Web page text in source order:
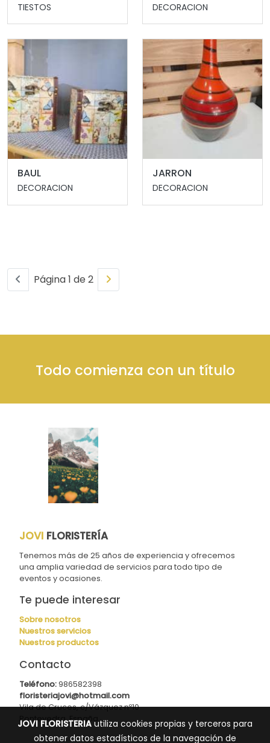
TIESTOS DECORACION
BAUL
DECORACION
JARRON
DECORACION
Página 1 de 2
Todo comienza con un título
JOVI FLORISTERÍA
Tenemos más de 25 años de experiencia y ofrecemos
una amplia variedad de servicios para todo tipo de
eventos y ocasiones.
Te puede interesar
Sobre nosotros
Nuestros servicios
Nuestros productos
Contacto
Teléfono:986582398
floristeriajovi@hotmail.com
Vila de Cruces, c/Vázquez nº10
Pontevedra, España
JOVI FLORISTERIA utiliza cookies propias y terceros para
obtener datos estadísticos de la navegación de